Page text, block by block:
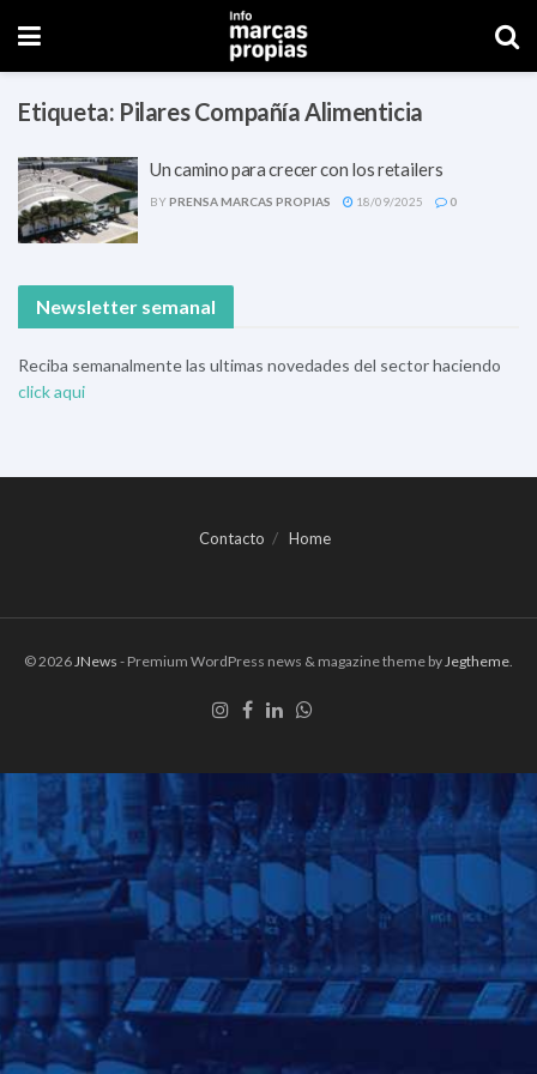
Etiqueta: Pilares Compañía Alimenticia
Un camino para crecer con los retailers
BYPRENSA MARCAS PROPIAS 18/09/2025 0
Newsletter semanal
Reciba semanalmente las ultimas novedades del sector haciendo
click aqui
Contacto Home
© 2026 JNews - Premium WordPress news & magazine theme by Jegtheme